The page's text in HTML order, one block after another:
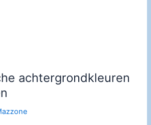
achtergrondkleuren